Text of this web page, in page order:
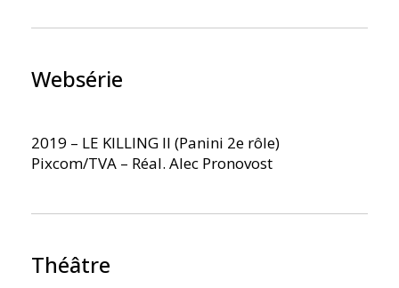
Websérie
2019 – LE KILLING II (Panini 2e rôle)
Pixcom/TVA – Réal. Alec Pronovost
Théâtre